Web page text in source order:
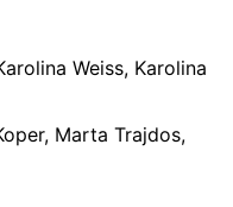
Weiss, Karolina
Marta Trajdos,